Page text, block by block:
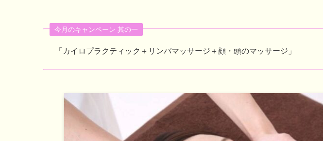
今月のキャンペーン 其の一
「カイロプラクティック＋リンパマッサージ＋顔・頭のマッサージ」